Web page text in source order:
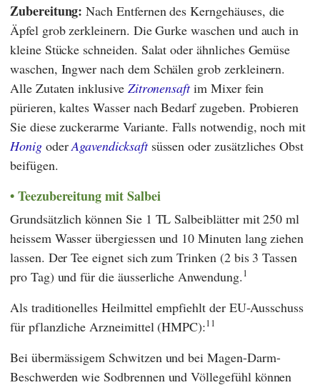
Zubereitung: Nach Entfernen des Kerngehäuses, die
Äpfel grob zerkleinern. Die Gurke waschen und auch in
kleine Stücke schneiden. Salat oder ähnliches Gemüse
waschen, Ingwer nach dem Schälen grob zerkleinern.
Alle Zutaten inklusive Zitronensaftim Mixer fein
pürieren, kaltes Wasser nach Bedarf zugeben. Probieren
Sie diese zuckerarme Variante. Falls notwendig, noch mit
HonigoderAgavendicksaftsüssen oder zusätzliches Obst
beifügen.
Teezubereitung mit Salbei
Grundsätzlich können Sie 1 TL Salbeiblätter mit 250 ml
heissem Wasser übergiessen und 10 Minuten lang ziehen
lassen. Der Tee eignet sich zum Trinken (2 bis 3 Tassen
pro Tag) und für die äusserliche Anwendung.1
Als traditionelles Heilmittel empfiehlt der EU-Ausschuss
für pflanzliche Arzneimittel (HMPC):11
Bei übermässigem Schwitzen und bei Magen-Darm-
Beschwerden wie Sodbrennen und Völlegefühl können